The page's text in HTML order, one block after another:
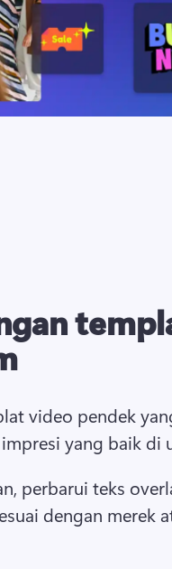
video pendek
yang baik di
perbarui teks
dengan merek